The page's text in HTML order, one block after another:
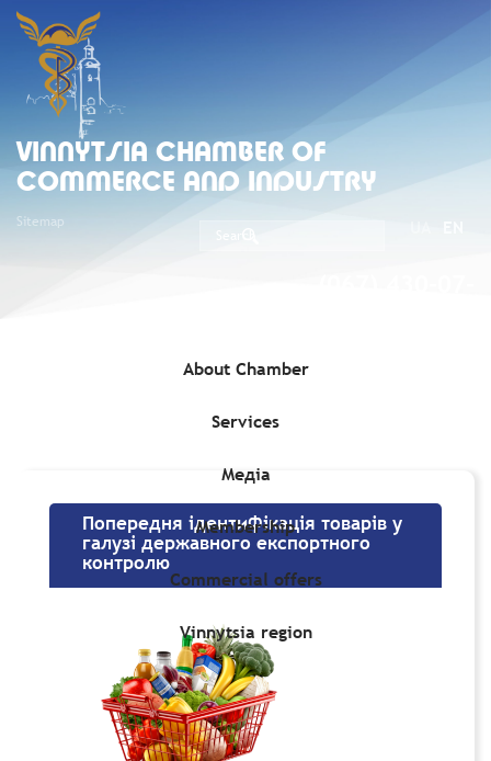
VINNYTSIA CHAMBER OF
COMMERCE AND INDUSTRY
Sitemap
About Chamber
Services
Медіа
Membership
Commercial offers
Vinnytsia region
Попередня ідентифікація товарів у галузі
Попередня ідентифікація товарів у
галузі державного експортного
контролю